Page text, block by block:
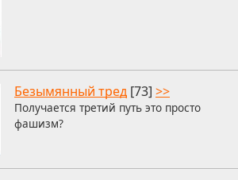
Безымянный тред [73] >>
Получается третий путь это просто
фашизм?